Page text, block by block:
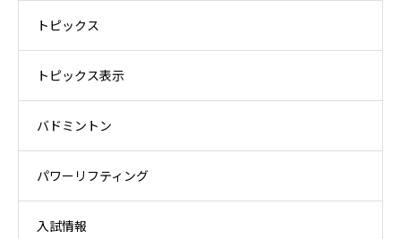
トピックス
トピックス表示
バドミントン
パワーリフティング
入試情報